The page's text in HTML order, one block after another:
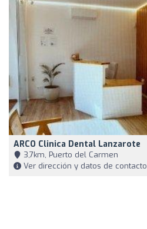
ARCO Clinica Dental Lanzarote
3,7km, Puerto del Carmen
Ver dirección y datos de contacto